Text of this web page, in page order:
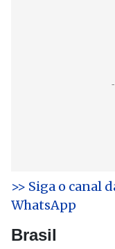
>> Siga o canal
WhatsApp
Brasil